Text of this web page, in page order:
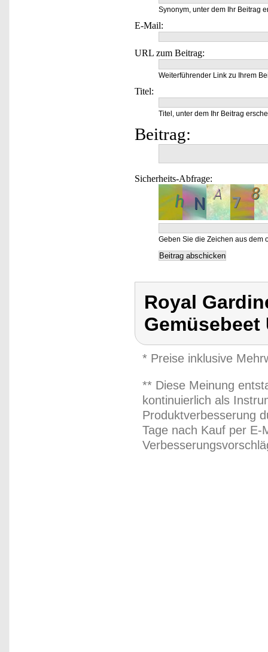
Synonym, unter dem Ihr Beitrag
E-Mail:
URL zum Beitrag:
Weiterführender Link zu Ihrem
Titel:
Titel, unter dem Ihr Beitrag
Beitrag:
Sicherheits-Abfrage:
Geben Sie die Zeichen aus dem
Royal
* Preise inklusive
** Diese Meinung
kontinuierlich als
Produktverbesserung
Tage nach Kauf per E-